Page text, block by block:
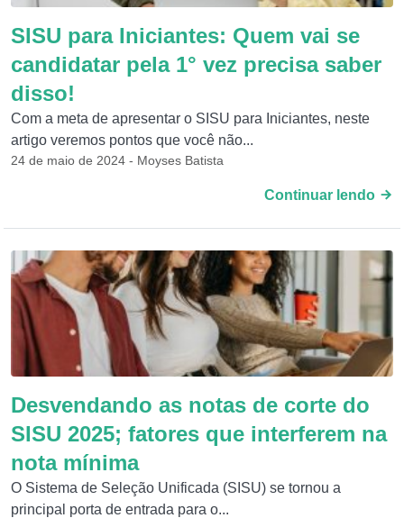
SISU para Iniciantes: Quem vai se
candidatar pela 1° vez precisa saber
disso!
Com a meta de apresentar o SISU para Iniciantes, neste
artigo veremos pontos que você não...
24 de maio de 2024 - Moyses Batista
Continuar lendo
Desvendando as notas de corte do
SISU 2025; fatores que interferem na
nota mínima
O Sistema de Seleção Unificada (SISU) se tornou a
principal porta de entrada para o...